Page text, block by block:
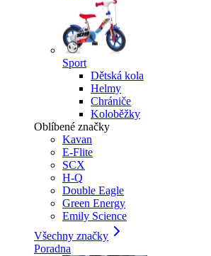
Sport
Dětská kola
Helmy
Chrániče
Koloběžky
Oblíbené značky
Kavan
E-Flite
SCX
H-Q
Double Eagle
Green Energy
Emily Science
Všechny značky
Poradna